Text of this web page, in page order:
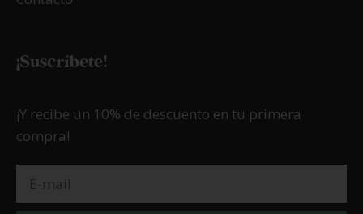
¡Suscríbete!
¡Y recibe un 10% de descuento en tu primera
compra!